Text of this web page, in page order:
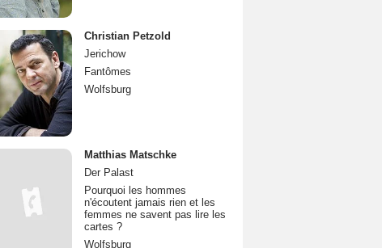
Christian Petzold
Jerichow
Fantômes
Wolfsburg
Matthias Matschke
Der Palast
Pourquoi les hommes
n'écoutent jamais rien et les
femmes ne savent pas lire les
cartes ?
Wolfsburg